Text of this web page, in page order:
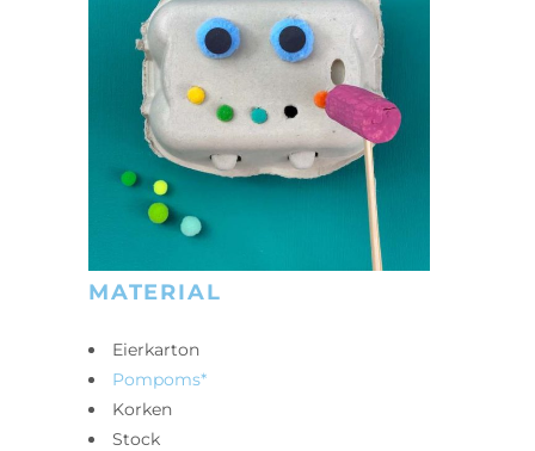
MATERIAL
Eierkarton
Pompoms*
Korken
Stock